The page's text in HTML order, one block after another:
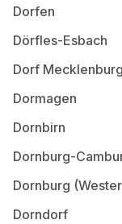
Dorfen
Dörfles-Esbach
Dorf Mecklenburg
Dormagen
Dornbirn
Dornburg-
Dornburg
Dorndorf